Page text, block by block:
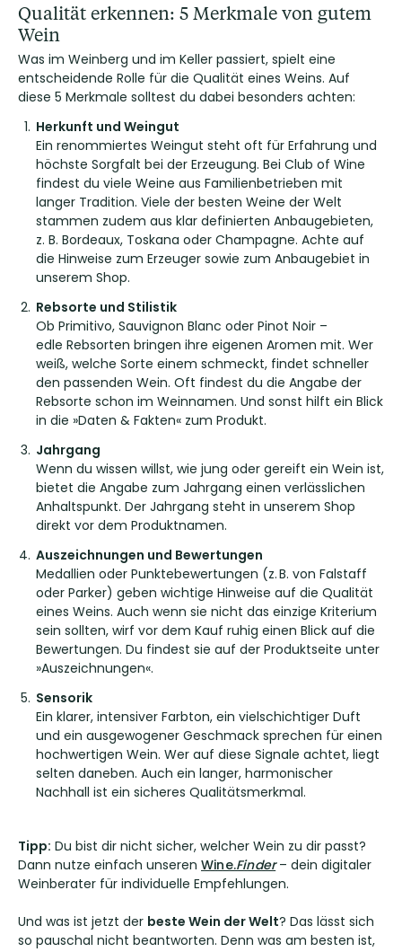
Qualität erkennen: 5 Merkmale von gutem
Wein
Was im Weinberg und im Keller passiert, spielt eine
entscheidende Rolle für die Qualität eines Weins. Auf
diese 5 Merkmale solltest du dabei besonders achten:
Herkunft und Weingut
Ein renommiertes Weingut steht oft für Erfahrung und
höchste Sorgfalt bei der Erzeugung. Bei Club of Wine
findest du viele Weine aus Familienbetrieben mit
langer Tradition. Viele der besten Weine der Welt
stammen zudem aus klar definierten Anbaugebieten,
z. B. Bordeaux, Toskana oder Champagne. Achte auf
die Hinweise zum Erzeuger sowie zum Anbaugebiet in
unserem Shop.
Rebsorte und Stilistik
Ob Primitivo, Sauvignon Blanc oder Pinot Noir –
edle Rebsorten bringen ihre eigenen Aromen mit. Wer
weiß, welche Sorte einem schmeckt, findet schneller
den passenden Wein. Oft findest du die Angabe der
Rebsorte schon im Weinnamen. Und sonst hilft ein Blick
in die »Daten & Fakten« zum Produkt.
Jahrgang
Wenn du wissen willst, wie jung oder gereift ein Wein ist,
bietet die Angabe zum Jahrgang einen verlässlichen
Anhaltspunkt. Der Jahrgang steht in unserem Shop
direkt vor dem Produktnamen.
Auszeichnungen und Bewertungen
Medallien oder Punktebewertungen (z. B. von Falstaff
oder Parker) geben wichtige Hinweise auf die Qualität
eines Weins. Auch wenn sie nicht das einzige Kriterium
sein sollten, wirf vor dem Kauf ruhig einen Blick auf die
Bewertungen. Du findest sie auf der Produktseite unter
»Auszeichnungen«.
Sensorik
Ein klarer, intensiver Farbton, ein vielschichtiger Duft
und ein ausgewogener Geschmack sprechen für einen
hochwertigen Wein. Wer auf diese Signale achtet, liegt
selten daneben. Auch ein langer, harmonischer
Nachhall ist ein sicheres Qualitätsmerkmal.
Tipp: Du bist dir nicht sicher, welcher Wein zu dir passt?
Dann nutze einfach unseren Wine.Finder– dein digitaler
Weinberater für individuelle Empfehlungen.
Und was ist jetzt der beste Wein der Welt? Das lässt sich
so pauschal nicht beantworten. Denn was am besten ist,